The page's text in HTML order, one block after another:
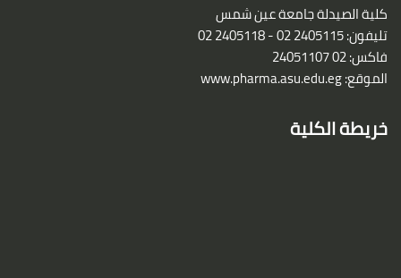
كلية الصيدلة جامعة عين شمس
تليفون: 2405115 02 - 2405118 02
فاكس: 02 24051107
الموقع: www.pharma.asu.edu.eg
خريطة الكلية